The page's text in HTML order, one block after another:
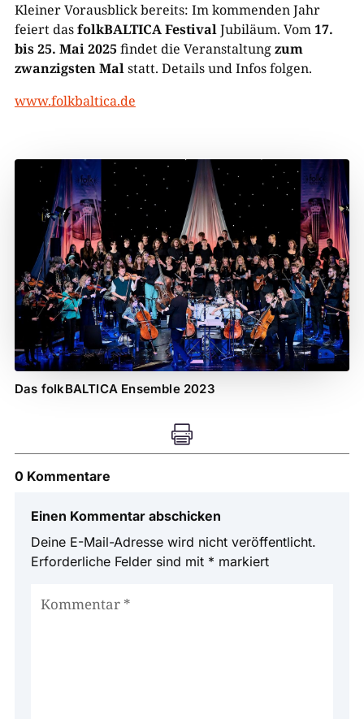
Kleiner Vorausblick bereits: Im kommenden Jahr
feiert dasfolkBALTICA FestivalJubiläum. Vom17.
bis 25. Mai 2025findet die Veranstaltungzum
zwanzigsten Malstatt. Details und Infos folgen.
www.folkbaltica.de
Das folkBALTICA Ensemble 2023

0 Kommentare
Einen Kommentar abschicken
Deine E-Mail-Adresse wird nicht veröffentlicht.
Erforderliche Felder sind mit * markiert